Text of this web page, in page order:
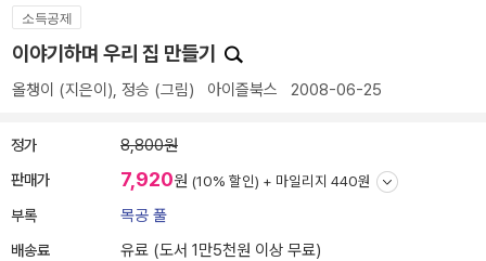
소득공제
이야기하며 우리 집 만들기
올챙이 (지은이), 정승 (그림) 아이즐북스 2008-06-25
정가 8,800원
판매가 7,920원 (10% 할인) + 마일리지 440원
부록 목공 풀
배송료 유료 (도서 1만5천원 이상 무료)